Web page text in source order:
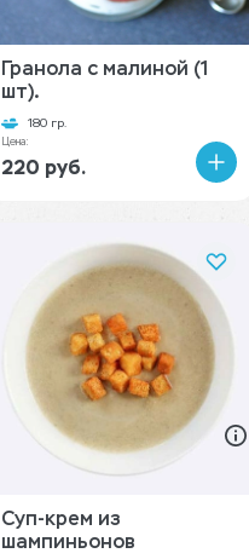
Гранола с малиной (1
шт).
180 гр.
Цена:
220 руб.
В
Суп-крем из
шампиньонов